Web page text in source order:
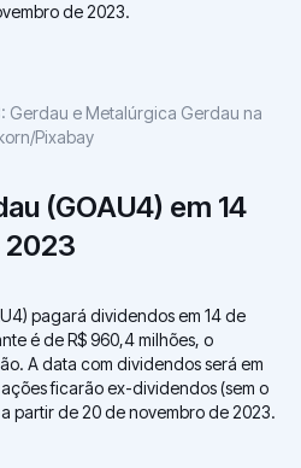
de 2023.
Gerdau e Metalúrgica Gerdau na
Pixabay
(GOAU4) em 14
2023
pagará dividendos em 14 de
é de R$ 960,4 milhões, o
A data com dividendos será em
ficarão ex-dividendos (sem o
partir de 20 de novembro de 2023.